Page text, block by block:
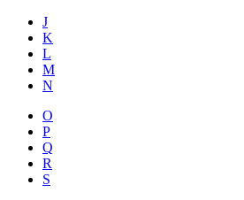
J
K
L
M
N
O
P
Q
R
S